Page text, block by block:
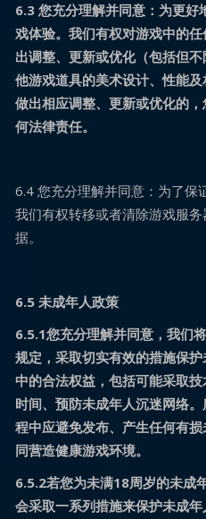
6.3 您充分理解并同意：为更好
戏体验。我们有权对游戏中的
出调整、更新或优化（包括但
他游戏道具的美术设计、性能
做出相应调整、更新或优化的
何法律责任。
6.4 您充分理解并同意：为了保
我们有权转移或者清除游戏服
据。
6.5 未成年人政策
6.5.1您充分理解并同意，我们
规定，采取切实有效的措施保
中的合法权益，包括可能采取
时间、预防未成年人沉迷网络
程中应避免发布、产生任何有
同营造健康游戏环境。
6.5.2若您为未满18周岁的未成
会采取一系列措施来保护未成